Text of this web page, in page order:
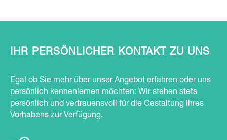
IHR PERSÖNLICHER KONTAKT ZU UNS
Egal ob Sie mehr über unser Angebot erfahren oder uns
persönlich kennenlernen möchten: Wir stehen stets
persönlich und vertrauensvoll für die Gestaltung Ihres
Vorhabens zur Verfügung.